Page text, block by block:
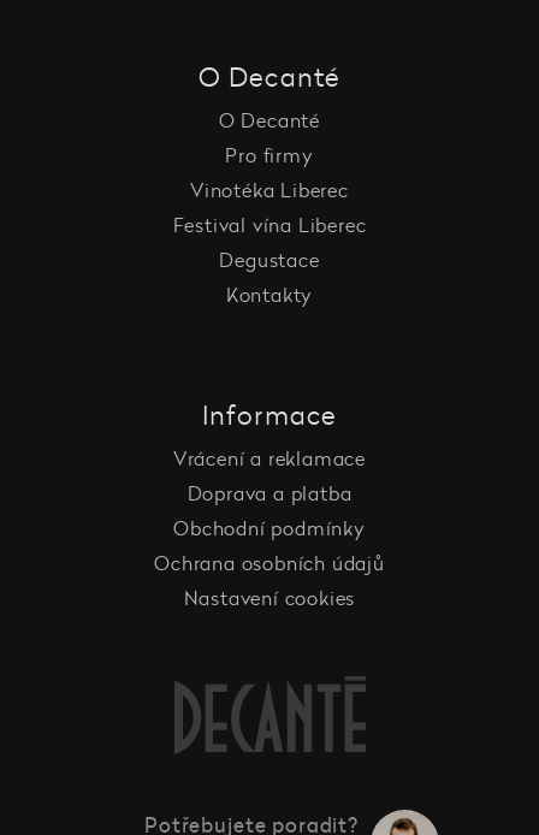
O Decanté
O Decanté
Pro firmy
Vinotéka Liberec
Festival vína Liberec
Degustace
Kontakty
Informace
Vrácení a reklamace
Doprava a platba
Obchodní podmínky
Ochrana osobních údajů
Nastavení cookies
Potřebujete poradit?